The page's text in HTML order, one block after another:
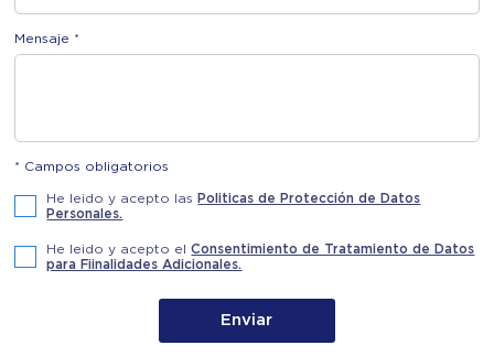
Mensaje *
* Campos obligatorios
He leido y acepto las Politicas de Protección de Datos
Personales.
He leido y acepto elConsentimiento de Tratamiento de Datos
para Fiinalidades Adicionales.
Enviar